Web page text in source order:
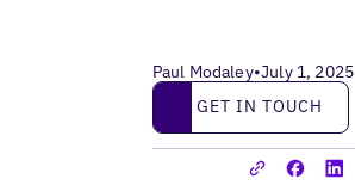
Paul Modaley•July 1, 2025
Get in touch
GET IN TOUCH